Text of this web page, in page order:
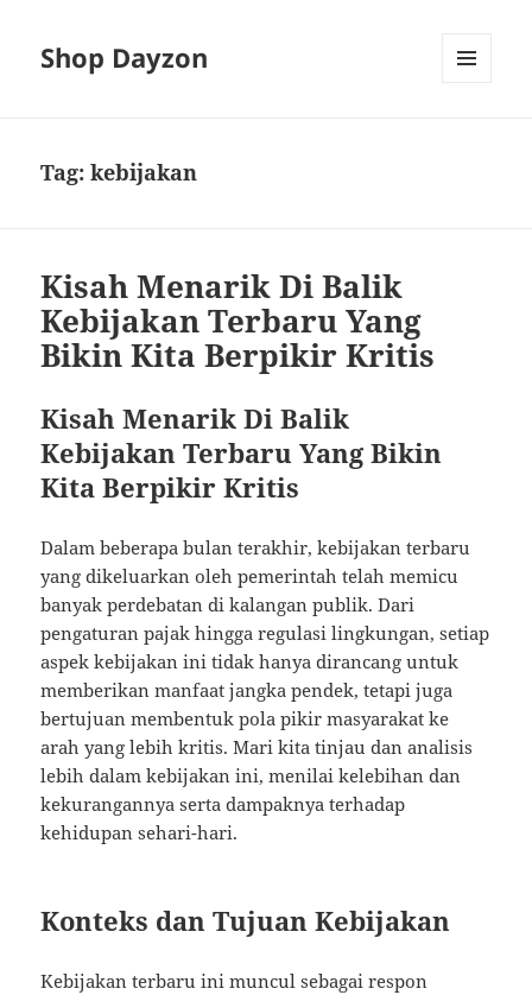
Shop Dayzon
Tag:kebijakan
Kisah Menarik Di Balik
Kebijakan Terbaru Yang
Bikin Kita Berpikir Kritis
Kisah Menarik Di Balik
Kebijakan Terbaru Yang Bikin
Kita Berpikir Kritis
Dalam beberapa bulan terakhir, kebijakan terbaru
yang dikeluarkan oleh pemerintah telah memicu
banyak perdebatan di kalangan publik. Dari
pengaturan pajak hingga regulasi lingkungan, setiap
aspek kebijakan ini tidak hanya dirancang untuk
memberikan manfaat jangka pendek, tetapi juga
bertujuan membentuk pola pikir masyarakat ke
arah yang lebih kritis. Mari kita tinjau dan analisis
lebih dalam kebijakan ini, menilai kelebihan dan
kekurangannya serta dampaknya terhadap
kehidupan sehari-hari.
Konteks dan Tujuan Kebijakan
Kebijakan terbaru ini muncul sebagai respon